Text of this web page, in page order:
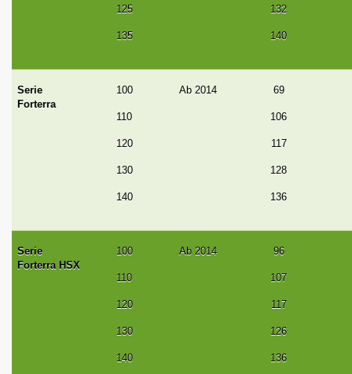
125
135
132
140
Serie
Forterra
100
110
120
130
140
Ab 2014 69
106
117
128
136
Serie
Forterra HSX
100
110
120
130
140
Ab 2014 96
107
117
126
136